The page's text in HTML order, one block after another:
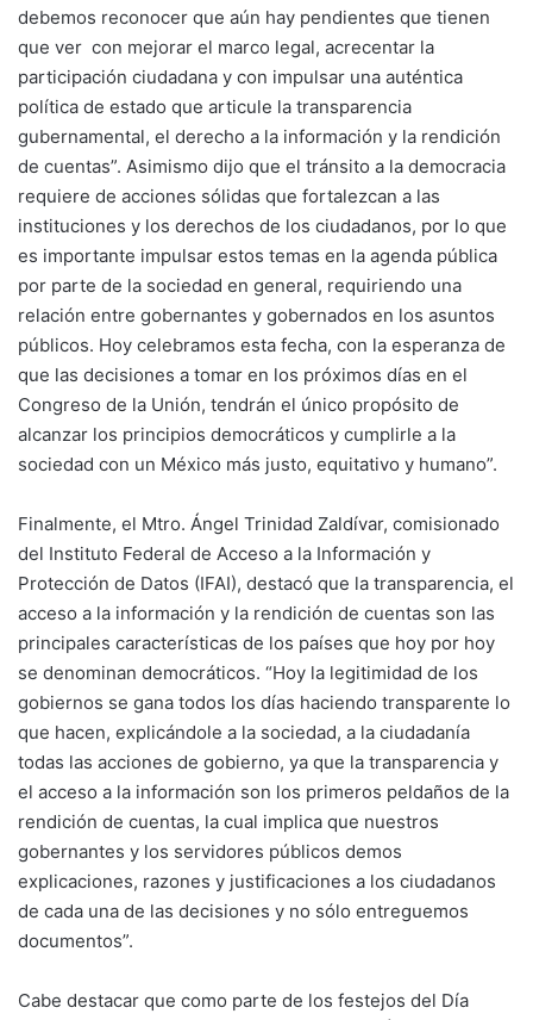
debemos reconocer que aún hay pendientes que tienen
que ver con mejorar el marco legal, acrecentar la
participación ciudadana y con impulsar una auténtica
política de estado que articule la transparencia
gubernamental, el derecho a la información y la rendición
de cuentas”. Asimismo dijo que el tránsito a la democracia
requiere de acciones sólidas que fortalezcan a las
instituciones y los derechos de los ciudadanos, por lo que
es importante impulsar estos temas en la agenda pública
por parte de la sociedad en general, requiriendo una
relación entre gobernantes y gobernados en los asuntos
públicos. Hoy celebramos esta fecha, con la esperanza de
que las decisiones a tomar en los próximos días en el
Congreso de la Unión, tendrán el único propósito de
alcanzar los principios democráticos y cumplirle a la
sociedad con un México más justo, equitativo y humano”.
Finalmente, el Mtro. Ángel Trinidad Zaldívar, comisionado
del Instituto Federal de Acceso a la Información y
Protección de Datos (IFAI), destacó que la transparencia, el
acceso a la información y la rendición de cuentas son las
principales características de los países que hoy por hoy
se denominan democráticos. “Hoy la legitimidad de los
gobiernos se gana todos los días haciendo transparente lo
que hacen, explicándole a la sociedad, a la ciudadanía
todas las acciones de gobierno, ya que la transparencia y
el acceso a la información son los primeros peldaños de la
rendición de cuentas, la cual implica que nuestros
gobernantes y los servidores públicos demos
explicaciones, razones y justificaciones a los ciudadanos
de cada una de las decisiones y no sólo entreguemos
documentos”.
Cabe destacar que como parte de los festejos del Día